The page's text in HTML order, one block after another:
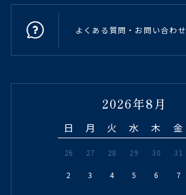
よくある質問・お問い合わせ
2026年8月
日 月 火 水 木 金
26 27 28 29 30 31
2 3 4 5 6 7